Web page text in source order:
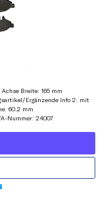
Breite: 165 mm
Ergänzende Info 2: mit
60,2 mm
Nummer: 24007